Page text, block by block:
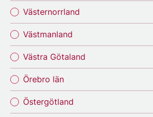
Västernorrland
Västmanland
Västra Götaland
Örebro län
Östergötland